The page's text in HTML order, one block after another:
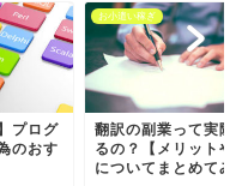
プログ
のおす
お小遣い稼ぎ
翻訳の副業って実際
るの？【メリットや
についてまとめてみ